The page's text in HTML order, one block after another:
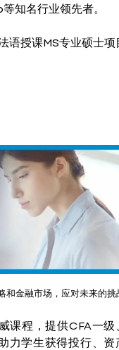
名行业领先者。
语授课MS专业硕士项
和金融市场，应对未来的挑
课程，提供CFA一级
力学生获得投行、资